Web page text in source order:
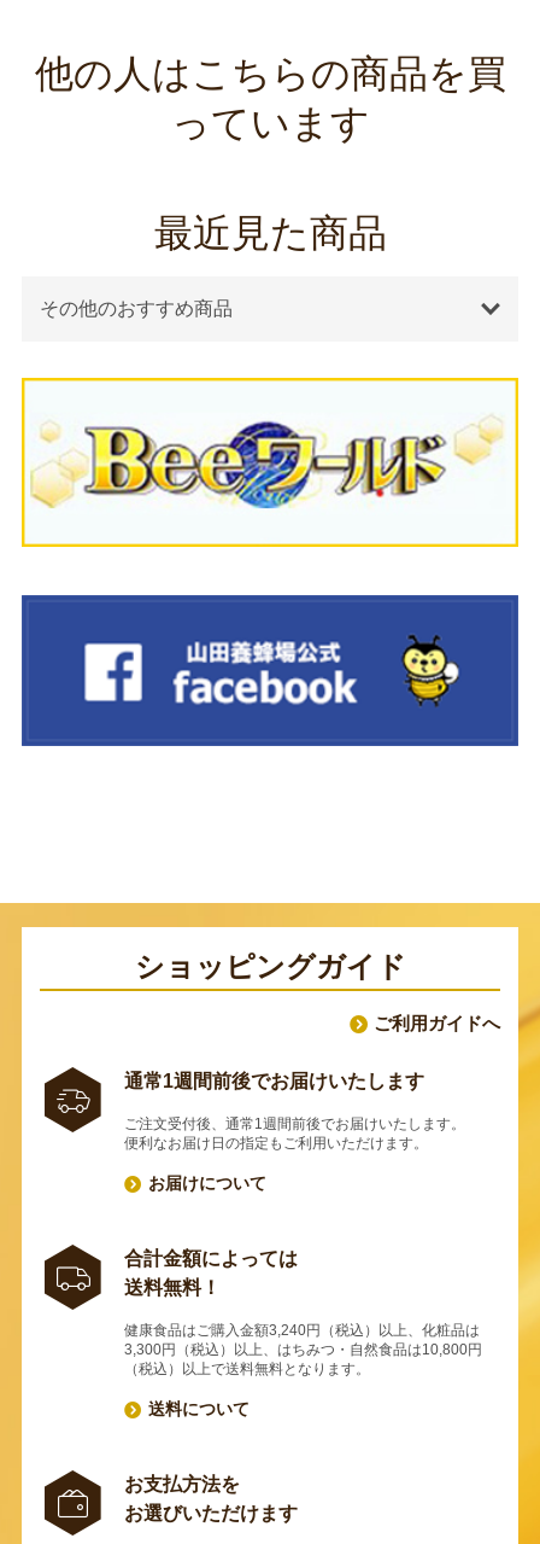
他の人はこちらの商品を買
っています
最近見た商品
その他のおすすめ商品
ショッピングガイド
ご利用ガイドへ
通常1週間前後でお届けいたします
ご注文受付後、通常1週間前後でお届けいたします。
便利なお届け日の指定もご利用いただけます。
お届けについて
合計金額によっては
送料無料！
健康食品はご購入金額3,240円（税込）以上、化粧品は
3,300円（税込）以上、はちみつ・自然食品は10,800円
（税込）以上で送料無料となります。
送料について
お支払方法を
お選びいただけます